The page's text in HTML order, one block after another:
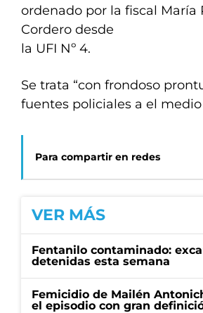
ordenado por la fiscal María
Cordero desde
la UFI Nº 4.
Se trata “con frondoso
fuentes policiales a el
Para compartir en redes
VER MÁS
Fentanilo contaminado:
detenidas esta semana
Femicidio de Mailén
el episodio con gran